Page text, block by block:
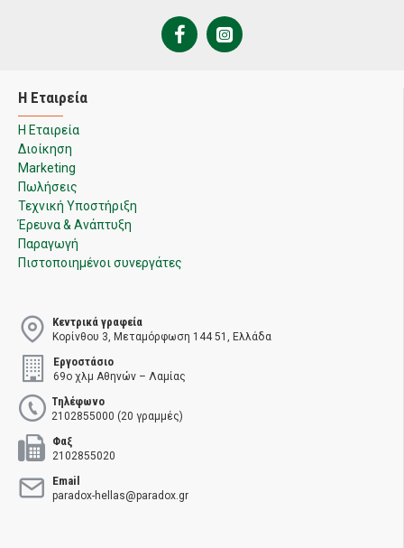
Η Εταιρεία
Η Εταιρεία
Διοίκηση
Marketing
Πωλήσεις
Τεχνική Υποστήριξη
Έρευνα & Ανάπτυξη
Παραγωγή
Πιστοποιημένοι συνεργάτες
Κεντρικά γραφεία
Κορίνθου 3, Μεταμόρφωση 144 51, Ελλάδα
Εργοστάσιο
69ο χλμ Αθηνών – Λαμίας
Τηλέφωνο
2102855000 (20 γραμμές)
Φαξ
2102855020
Email
paradox-hellas@paradox.gr